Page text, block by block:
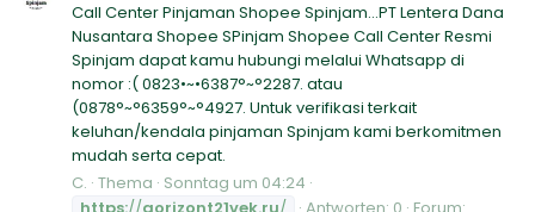
Call Center Pinjaman Shopee Spinjam...PT Lentera Dana
Nusantara Shopee SPinjam Shopee Call Center Resmi
Spinjam dapat kamu hubungi melalui Whatsapp di
nomor :( 0823•~•6387°~°2287. atau
(0878°~°6359°~°4927. Untuk verifikasi terkait
keluhan/kendala pinjaman Spinjam kami berkomitmen
mudah serta cepat.
C. Thema Sonntag um 04:24